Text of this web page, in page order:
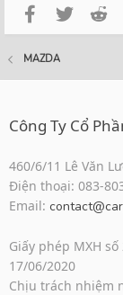
Facebook
MAZDA
Công Ty Cổ
460/6/11 Lê Văn
Điện thoại: 083-
Email:
Giấy phép MXH số
17/06/2020
Chịu trách nhiệm